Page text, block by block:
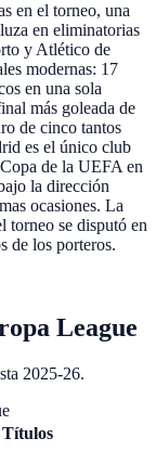
en el torneo, una
en eliminatorias
y Atlético de
modernas: 17
en una sola
más goleada de
de cinco tantos
es el único club
de la UEFA en
la dirección
ocasiones. La
torneo se disputó en
de los porteros.
League
2025-26.
Títulos